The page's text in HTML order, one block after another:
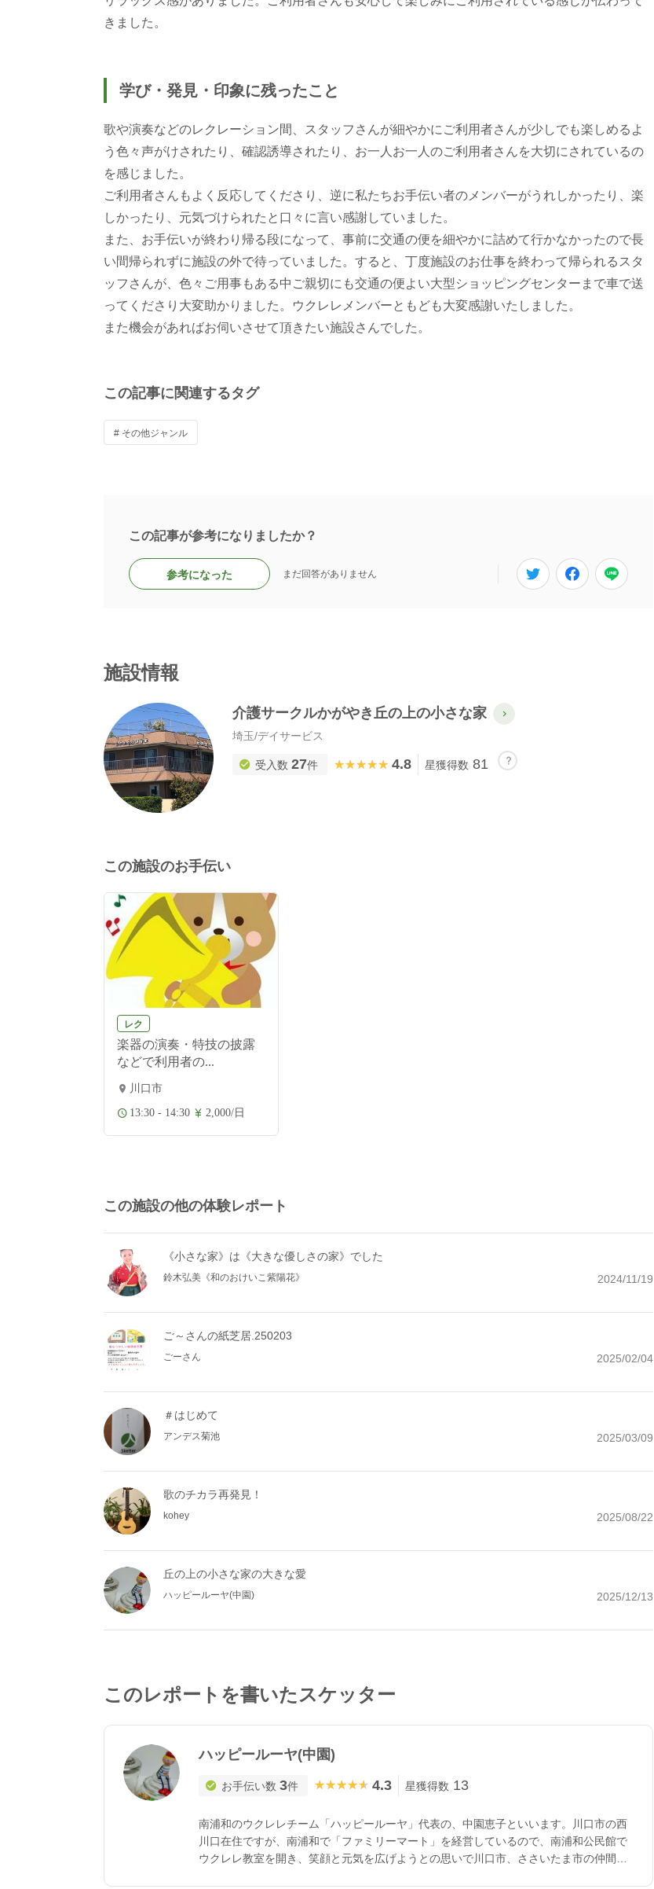
きました。
学び・発見・印象に残ったこと
歌や演奏などのレクレーション間、スタッフさんが細やかにご利用者さんが少しでも楽しめるよ
う色々声がけされたり、確認誘導されたり、お一人お一人のご利用者さんを大切にされているの
を感じました。
ご利用者さんもよく反応してくださり、逆に私たちお手伝い者のメンバーがうれしかったり、楽
しかったり、元気づけられたと口々に言い感謝していました。
また、お手伝いが終わり帰る段になって、事前に交通の便を細やかに詰めて行かなかったので長
い間帰られずに施設の外で待っていました。すると、丁度施設のお仕事を終わって帰られるスタ
ッフさんが、色々ご用事もある中ご親切にも交通の便よい大型ショッピングセンターまで車で送
ってくださり大変助かりました。ウクレレメンバーともども大変感謝いたしました。
また機会があればお伺いさせて頂きたい施設さんでした。
この記事に関連するタグ
# その他ジャンル
この記事が参考になりましたか？
参考になった まだ回答がありません
施設情報
介護サークルかがやき丘の上の小さな家
埼玉/デイサービス
受入数 27件 ★★★★★
★★★★★ 4.8 星獲得数 81
この施設のお手伝い
レク
楽器の演奏・特技の披露
などで利用者の...
川口市
13:30 - 14:30 2,000/日
この施設の他の体験レポート
《小さな家》は《大きな優しさの家》でした
鈴木弘美《和のおけいこ紫陽花》 2024/11/19
ご～さんの紙芝居.250203
ごーさん 2025/02/04
＃はじめて
アンデス菊池 2025/03/09
歌のチカラ再発見！
kohey 2025/08/22
丘の上の小さな家の大きな愛
ハッピールーヤ(中園) 2025/12/13
このレポートを書いたスケッター
ハッピールーヤ(中園)
お手伝い数 3件 ★★★★★
★★★★★ 4.3 星獲得数 13
南浦和のウクレレチーム「ハッピールーヤ」代表の、中園恵子といいます。川口市の西
川口在住ですが、南浦和で「ファミリーマート」を経営しているので、南浦和公民館で
ウクレレ教室を開き、笑顔と元気を広げようとの思いで川口市、ささいたま市の仲間と